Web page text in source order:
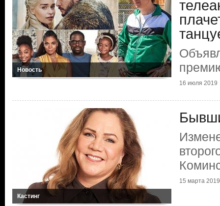
Новость
16 июля 2019
Кастинг
15 марта 2019